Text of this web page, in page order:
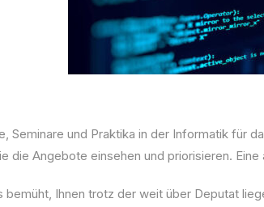
Seminare und Praktika in der Informatik für
die Angebote einsehen und priorisieren.
Ihnen trotz der weit über Deputat